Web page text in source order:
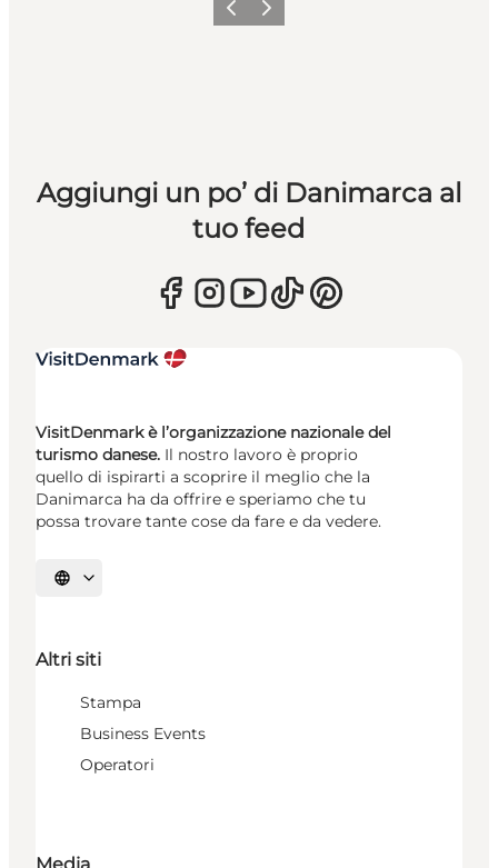
Precedente
Avanti
Aggiungi un po’ di Danimarca al
tuo feed
VisitDenmark è l’organizzazione nazionale del
turismo danese. Il nostro lavoro è proprio
quello di ispirarti a scoprire il meglio che la
Danimarca ha da offrire e speriamo che tu
possa trovare tante cose da fare e da vedere.
Seleziona la lingua
Altri siti
Stampa
Business Events
Operatori
Media